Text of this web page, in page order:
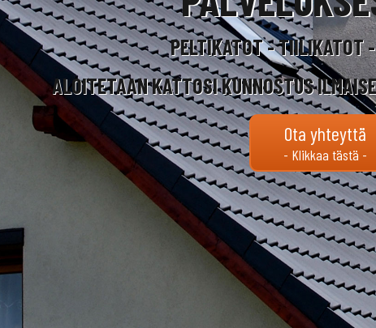
PELTIKATOT - TIILIKATOT
ALOITETAAN KATTOSI KUNNOSTUS
Ota yhteyttä